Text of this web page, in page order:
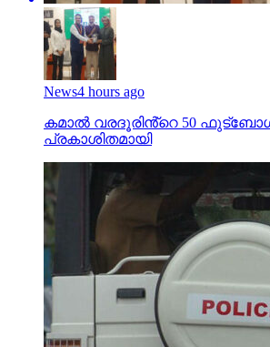
News4 hours ago
കമാൽ വരദൂരിൻ്റെ 50
പ്രകാശിതമായി